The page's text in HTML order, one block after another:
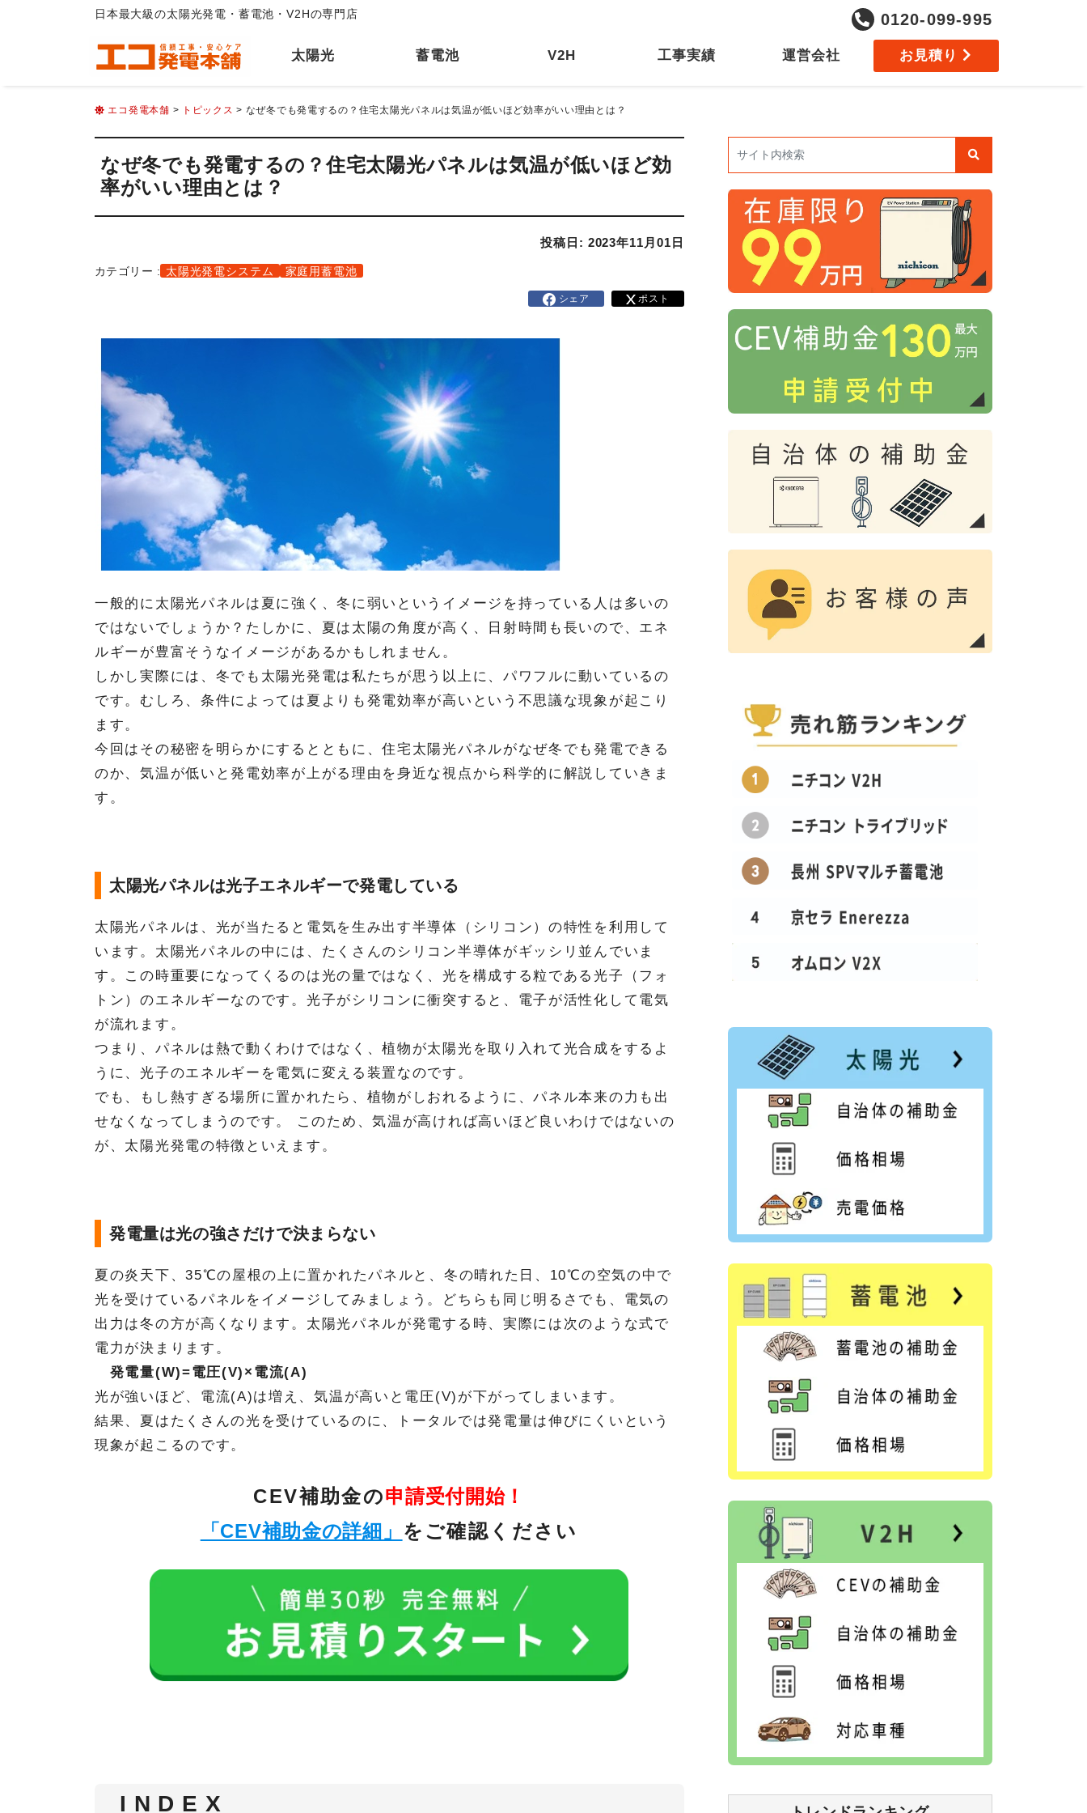
日本最大級の太陽光発電・蓄電池・V2Hの専門店 0120-099-995
太陽光 蓄電池 V2H 工事実績 運営会社 お見積り
エコ発電本舗 > トピックス > なぜ冬でも発電するの？住宅太陽光パネルは気温が低いほど効率がいい理由とは？
なぜ冬でも発電するの？住宅太陽光パネルは気温が低いほど効
率がいい理由とは？
投稿日: 2023年11月01日
カテゴリー : 太陽光発電システム 家庭用蓄電池
シェア ポスト
一般的に太陽光パネルは夏に強く、冬に弱いというイメージを持っている人は多いの
ではないでしょうか？たしかに、夏は太陽の角度が高く、日射時間も長いので、エネ
ルギーが豊富そうなイメージがあるかもしれません。
しかし実際には、冬でも太陽光発電は私たちが思う以上に、パワフルに動いているの
です。むしろ、条件によっては夏よりも発電効率が高いという不思議な現象が起こり
ます。
今回はその秘密を明らかにするとともに、住宅太陽光パネルがなぜ冬でも発電できる
のか、気温が低いと発電効率が上がる理由を身近な視点から科学的に解説していきま
す。
太陽光パネルは光子エネルギーで発電している
太陽光パネルは、光が当たると電気を生み出す半導体（シリコン）の特性を利用して
います。太陽光パネルの中には、たくさんのシリコン半導体がギッシリ並んでいま
す。この時重要になってくるのは光の量ではなく、光を構成する粒である光子（フォ
トン）のエネルギーなのです。光子がシリコンに衝突すると、電子が活性化して電気
が流れます。
つまり、パネルは熱で動くわけではなく、植物が太陽光を取り入れて光合成をするよ
うに、光子のエネルギーを電気に変える装置なのです。
でも、もし熱すぎる場所に置かれたら、植物がしおれるように、パネル本来の力も出
せなくなってしまうのです。 このため、気温が高ければ高いほど良いわけではないの
が、太陽光発電の特徴といえます。
発電量は光の強さだけで決まらない
夏の炎天下、35℃の屋根の上に置かれたパネルと、冬の晴れた日、10℃の空気の中で
光を受けているパネルをイメージしてみましょう。どちらも同じ明るさでも、電気の
出力は冬の方が高くなります。太陽光パネルが発電する時、実際には次のような式で
電力が決まります。
発電量(W)=電圧(V)×電流(A)
光が強いほど、電流(A)は増え、気温が高いと電圧(V)が下がってしまいます。
結果、夏はたくさんの光を受けているのに、トータルでは発電量は伸びにくいという
現象が起こるのです。
CEV補助金の申請受付開始！
「CEV補助金の詳細」 をご確認ください
I N D E X
検索: